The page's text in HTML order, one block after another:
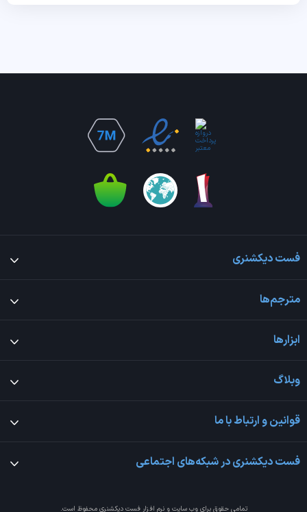
فست دیکشنری
مترجم‌ها
ابزارها
وبلاگ
قوانین و ارتباط با ما
فست دیکشنری در شبکه‌های اجتماعی
تمامی حقوق برای وب سایت و نرم افزارفست دیکشنری محفوظ است.